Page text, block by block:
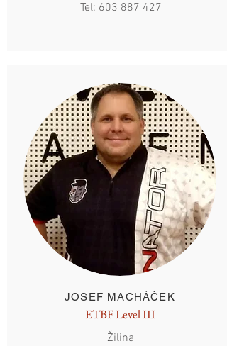
Tel: 603 887 427
JOSEF MACHÁČEK
ETBF Level III
Žilina